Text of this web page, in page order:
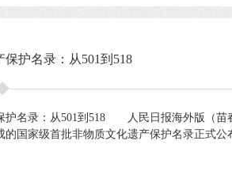
护名录：从501到518
护名录：从501到518 人民日报海外版（苗
的国家级首批非物质文化遗产保护名录正